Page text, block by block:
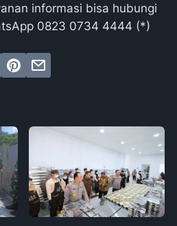
informasi bisa hubungi
0823 0734 4444 (*)